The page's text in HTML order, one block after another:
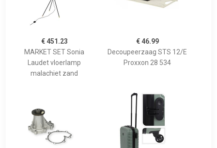
€ 451.23
MARKET SET Sonia
Laudet vloerlamp
malachiet zand
€ 46.99
Decoupeerzaag STS 12/E
Proxxon 28 534